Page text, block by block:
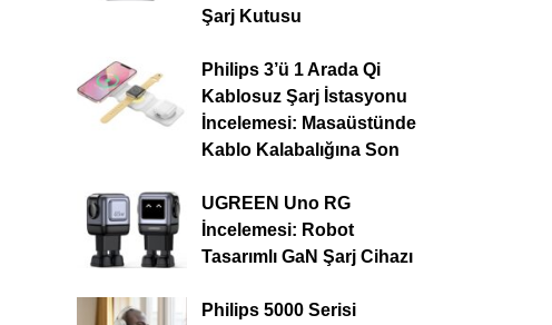
Şarj Kutusu
Philips 3’ü 1 Arada Qi
Kablosuz Şarj İstasyonu
İncelemesi: Masaüstünde
Kablo Kalabalığına Son
UGREEN Uno RG
İncelemesi: Robot
Tasarımlı GaN Şarj Cihazı
Philips 5000 Serisi